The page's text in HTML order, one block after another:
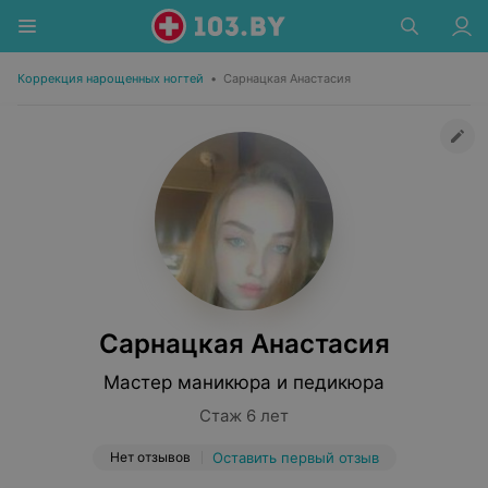
Коррекция нарощенных ногтей • Сарнацкая Анастасия
Сарнацкая Анастасия
Мастер маникюра и педикюра
Стаж 6 лет
Нет отзывов Оставить первый отзыв